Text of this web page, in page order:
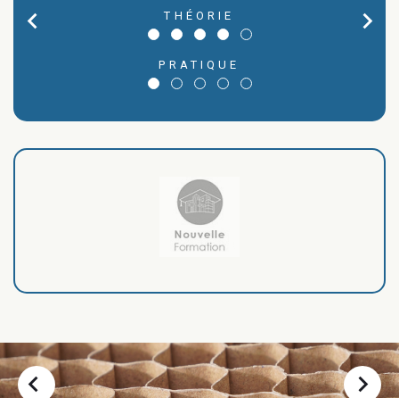
chevron_left THÉORIE
PRATIQUE
chevron_right
chevron_left chevron_right